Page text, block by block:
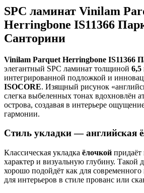
SPC ламинат Vinilam
Herringbone IS11366
Санторини
Vinilam Parquet Herringbone IS11366
элегантный SPC ламинат толщиной
интегрированной подложкой и
ISOCORE. Изящный рисунок
слегка выбеленных тонах вдохновлён
острова, создавая в интерьере
гармонии.
Стиль укладки — английская
Классическая укладка ёлочкой
характер и визуальную глубину. Такой
хорошо подойдёт как для
для интерьеров в стиле прованс или